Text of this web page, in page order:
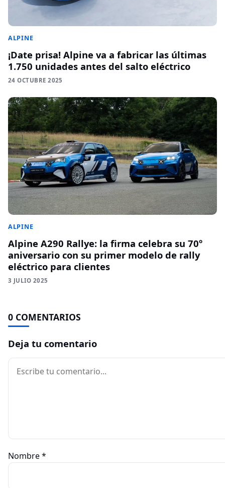
ALPINE
¡Date prisa! Alpine va a fabricar las últimas
1.750 unidades antes del salto eléctrico
24 OCTUBRE 2025
ALPINE
Alpine A290 Rallye: la firma celebra su 70º
aniversario con su primer modelo de rally
eléctrico para clientes
3 JULIO 2025
0 COMENTARIOS
Deja tu comentario
Comentario
Nombre*